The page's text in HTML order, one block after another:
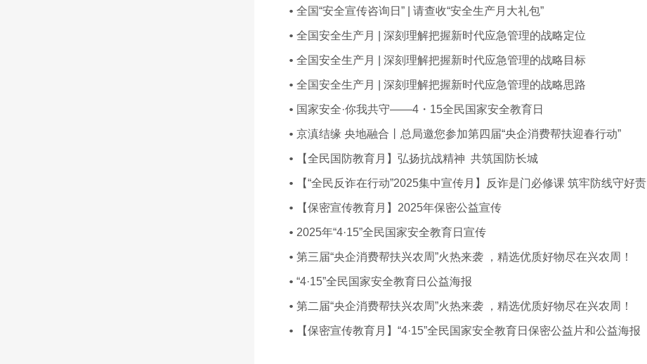
全国“安全宣传咨询日” | 请查收“安全生产月大礼包”
全国安全生产月 | 深刻理解把握新时代应急管理的战略定位
全国安全生产月 | 深刻理解把握新时代应急管理的战略目标
全国安全生产月 | 深刻理解把握新时代应急管理的战略思路
国家安全·你我共守——4・15全民国家安全教育日
京滇结缘 央地融合丨总局邀您参加第四届“央企消费帮扶迎春行动”
【全民国防教育月】弘扬抗战精神 共筑国防长城
【“全民反诈在行动”2025集中宣传月】反诈是门必修课 筑牢防线守好责
【保密宣传教育月】2025年保密公益宣传
2025年“4·15”全民国家安全教育日宣传
第三届“央企消费帮扶兴农周”火热来袭 ，精选优质好物尽在兴农周！
“4·15”全民国家安全教育日公益海报
第二届“央企消费帮扶兴农周”火热来袭 ，精选优质好物尽在兴农周！
【保密宣传教育月】“4·15”全民国家安全教育日保密公益片和公益海报